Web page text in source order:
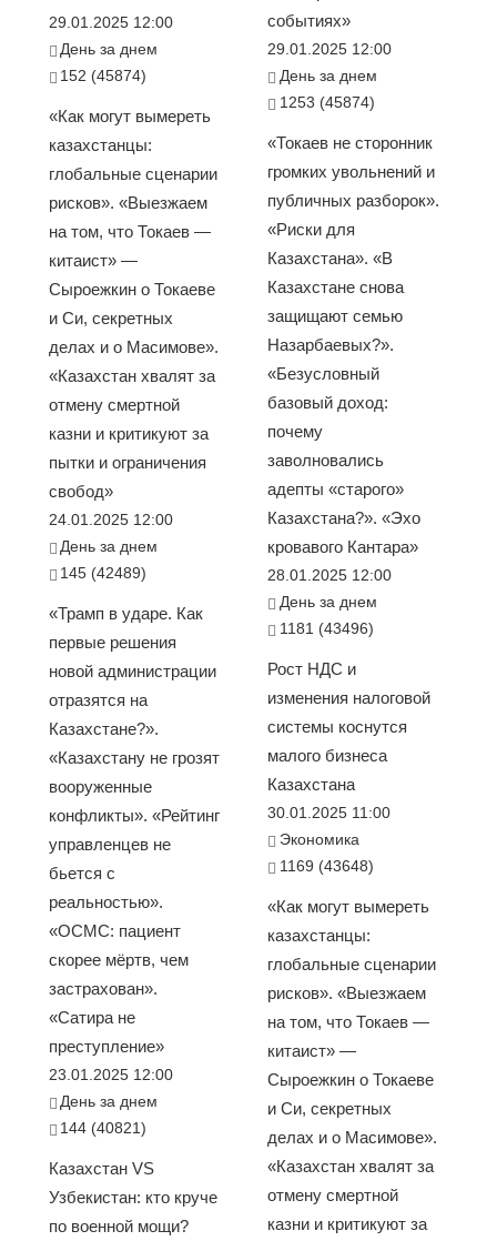
29.01.2025 12:00
День за днем
152 (45874)
«Как могут вымереть
казахстанцы:
глобальные сценарии
рисков». «Выезжаем
на том, что Токаев —
китаист» —
Сыроежкин о Токаеве
и Си, секретных
делах и о Масимове».
«Казахстан хвалят за
отмену смертной
казни и критикуют за
пытки и ограничения
свобод»
24.01.2025 12:00
День за днем
145 (42489)
«Трамп в ударе. Как
первые решения
новой администрации
отразятся на
Казахстане?».
«Казахстану не грозят
вооруженные
конфликты». «Рейтинг
управленцев не
бьется с
реальностью».
«ОСМС: пациент
скорее мёртв, чем
застрахован».
«Сатира не
преступление»
23.01.2025 12:00
День за днем
144 (40821)
Казахстан VS
Узбекистан: кто круче
по военной мощи?
событиях»
29.01.2025 12:00
День за днем
1253 (45874)
«Токаев не сторонник
громких увольнений и
публичных разборок».
«Риски для
Казахстана». «В
Казахстане снова
защищают семью
Назарбаевых?».
«Безусловный
базовый доход:
почему
заволновались
адепты «старого»
Казахстана?». «Эхо
кровавого Кантара»
28.01.2025 12:00
День за днем
1181 (43496)
Рост НДС и
изменения налоговой
системы коснутся
малого бизнеса
Казахстана
30.01.2025 11:00
Экономика
1169 (43648)
«Как могут вымереть
казахстанцы:
глобальные сценарии
рисков». «Выезжаем
на том, что Токаев —
китаист» —
Сыроежкин о Токаеве
и Си, секретных
делах и о Масимове».
«Казахстан хвалят за
отмену смертной
казни и критикуют за